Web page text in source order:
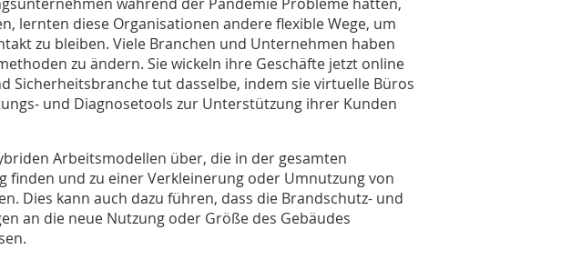
lernten diese Organisationen andere flexible Wege, um
zu bleiben. Viele Branchen und Unternehmen haben
zu ändern. Sie wickeln ihre Geschäfte jetzt online
Sicherheitsbranche tut dasselbe, indem sie virtuelle Büros
und Diagnosetools zur Unterstützung ihrer Kunden
Arbeitsmodellen über, die in der gesamten
finden und zu einer Verkleinerung oder Umnutzung von
Dies kann auch dazu führen, dass die Brandschutz- und
an die neue Nutzung oder Größe des Gebäudes